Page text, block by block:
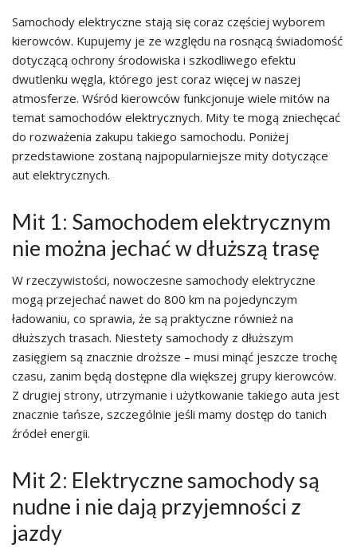
Samochody elektryczne stają się coraz częściej wyborem
kierowców. Kupujemy je ze względu na rosnącą świadomość
dotyczącą ochrony środowiska i szkodliwego efektu
dwutlenku węgla, którego jest coraz więcej w naszej
atmosferze. Wśród kierowców funkcjonuje wiele mitów na
temat samochodów elektrycznych. Mity te mogą zniechęcać
do rozważenia zakupu takiego samochodu. Poniżej
przedstawione zostaną najpopularniejsze mity dotyczące
aut elektrycznych.
Mit 1: Samochodem elektrycznym
nie można jechać w dłuższą trasę
W rzeczywistości, nowoczesne samochody elektryczne
mogą przejechać nawet do 800 km na pojedynczym
ładowaniu, co sprawia, że są praktyczne również na
dłuższych trasach. Niestety samochody z dłuższym
zasięgiem są znacznie droższe – musi minąć jeszcze trochę
czasu, zanim będą dostępne dla większej grupy kierowców.
Z drugiej strony, utrzymanie i użytkowanie takiego auta jest
znacznie tańsze, szczególnie jeśli mamy dostęp do tanich
źródeł energii.
Mit 2: Elektryczne samochody są
nudne i nie dają przyjemności z
jazdy